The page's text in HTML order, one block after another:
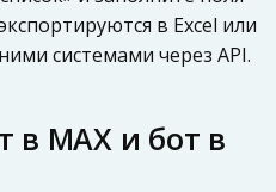
в Excel или
системами через API.
в MAX и бот в